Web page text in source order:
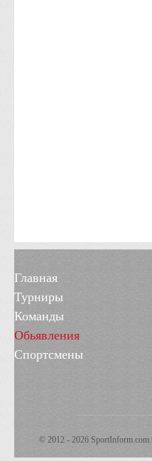
Главная
Турниры
Команды
Обьявления
Спортсмены
© 2012 - 2026